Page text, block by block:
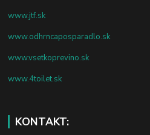
www.jtf.sk
www.odhrncaposparadlo.sk
www.vsetkoprevino.sk
www.4toilet.sk
KONTAKT: